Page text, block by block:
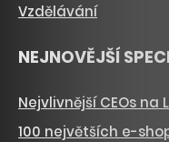
Vzdělávání
NEJNOVĚJŠÍ
Nejvlivnější CEOs na
100 největších e-